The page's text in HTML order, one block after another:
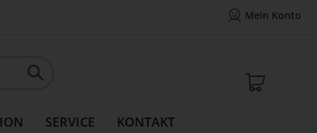
Mein Konto
Mein Konto
SERVICE KONTAKT